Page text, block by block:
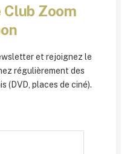
Zoom
et rejoignez le
régulièrement des
(DVD, places de ciné).